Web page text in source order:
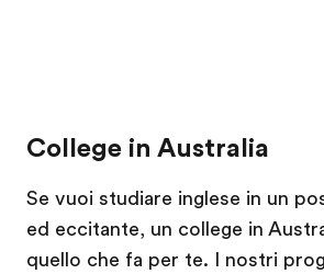
College in Australia
Se vuoi studiare inglese in un
ed eccitante, un college in
quello che fa per te. I nostri